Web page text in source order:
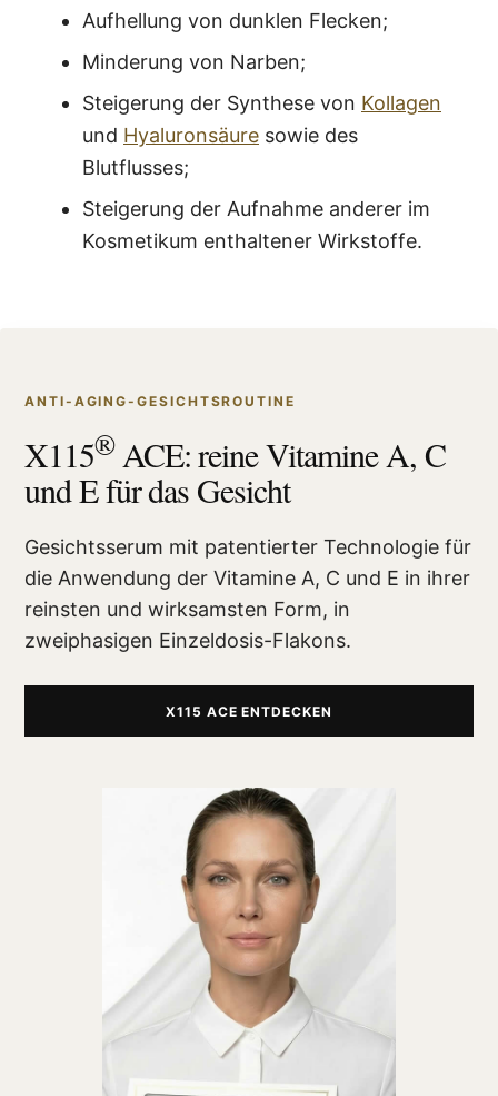
Aufhellung von dunklen Flecken;
Minderung von Narben;
Steigerung der Synthese von Kollagen
und Hyaluronsäure sowie des
Blutflusses;
Steigerung der Aufnahme anderer im
Kosmetikum enthaltener Wirkstoffe.
ANTI-AGING-GESICHTSROUTINE
X115®ACE: reine Vitamine A, C
und E für das Gesicht
Gesichtsserum mit patentierter Technologie für
die Anwendung der Vitamine A, C und E in ihrer
reinsten und wirksamsten Form, in
zweiphasigen Einzeldosis-Flakons.
X115 ACE ENTDECKEN